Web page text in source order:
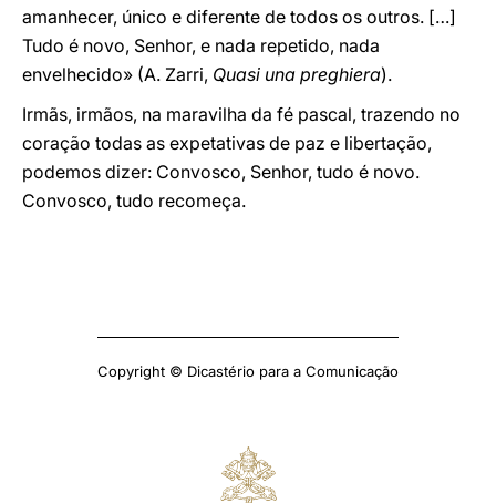
amanhecer, único e diferente de todos os outros. […]
Tudo é novo, Senhor, e nada repetido, nada
envelhecido» (A. Zarri, Quasi una preghiera).
Irmãs, irmãos, na maravilha da fé pascal, trazendo no
coração todas as expetativas de paz e libertação,
podemos dizer: Convosco, Senhor, tudo é novo.
Convosco, tudo recomeça.
Copyright © Dicastério para a Comunicação